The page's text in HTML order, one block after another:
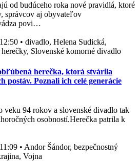
od budúceho roka nové pravidlá, ktoré
správcov aj obyvateľov
povi…
• divadlo, Helena Sudická,
Slovenské komorné divadlo
herečka, ktorá stvárila
postáv. Poznali ich celé generácie
veku 94 rokov a slovenské divadlo tak
osobností.Herečka patrila k
• Andor Šándor, bezpečnostný
Vojna